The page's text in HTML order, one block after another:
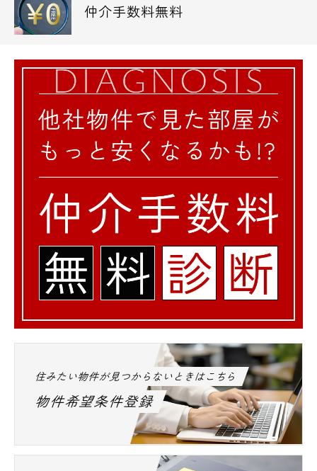
仲介手数料無料
住みたい物件が見つからないときはこちら
物件希望条件登録